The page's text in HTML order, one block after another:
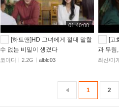
01:40:00
[하트맨]HD 그녀에게 절대 말할
수 없는 비밀이 생겼다
코미디ㅣ2.2Gㅣalblc03
[고
과 무림
최신/미
1 2